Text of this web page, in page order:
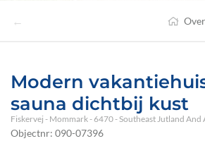
←
Modern
sauna dichtbij kust
Fiskervej - Mommark - 6470 - Southeast Jutland And
Objectnr: 090-07396